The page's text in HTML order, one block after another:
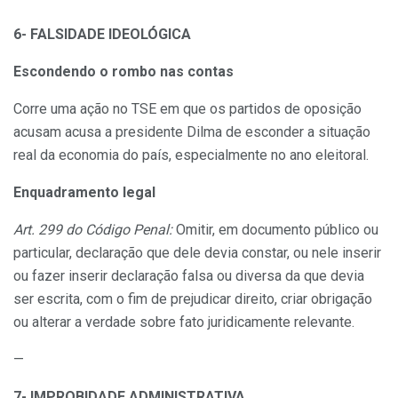
6- FALSIDADE IDEOLÓGICA
Escondendo o rombo nas contas
Corre uma ação no TSE em que os partidos de oposição
acusam acusa a presidente Dilma de esconder a situação
real da economia do país, especialmente no ano eleitoral.
Enquadramento legal
Art. 299 do Código Penal:Omitir, em documento público ou
particular, declaração que dele devia constar, ou nele inserir
ou fazer inserir declaração falsa ou diversa da que devia
ser escrita, com o fim de prejudicar direito, criar obrigação
ou alterar a verdade sobre fato juridicamente relevante.
—